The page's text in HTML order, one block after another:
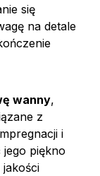
się
na detale
wanny,
z
i
piękno